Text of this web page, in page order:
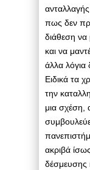
πως δεν
διάθεση
και να
άλλα λόγια
Ειδικά τα
την
μια σχέση,
ακριβά